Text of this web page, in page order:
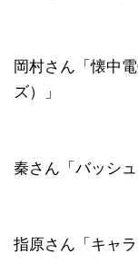
岡村さん「懐中
ズ）」
秦さん「バッシ
指原さん「キャ